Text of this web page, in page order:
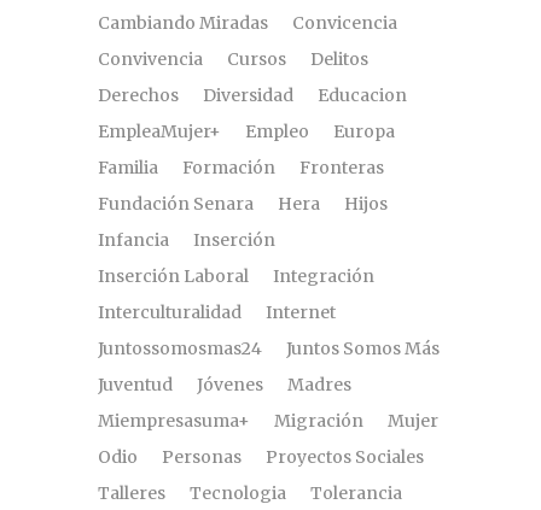
Cambiando Miradas
Convicencia
Convivencia
Cursos
Delitos
Derechos
Diversidad
Educacion
EmpleaMujer+
Empleo
Europa
Familia
Formación
Fronteras
Fundación Senara
Hera
Hijos
Infancia
Inserción
Inserción Laboral
Integración
Interculturalidad
Internet
Juntossomosmas24
Juntos Somos Más
Juventud
Jóvenes
Madres
Miempresasuma+
Migración
Mujer
Odio
Personas
Proyectos Sociales
Talleres
Tecnologia
Tolerancia